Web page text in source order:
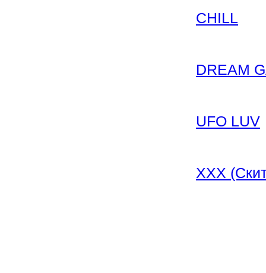
CHILL
DREAM
UFO LUV
XXX